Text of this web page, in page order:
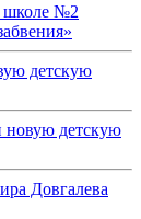
школе №2
детскую
новую детскую
Довгалева